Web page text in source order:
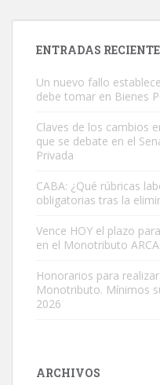
ENTRADAS
ENTRADAS
Un nuevo fallo
debe tomar en Bienes
Claves de los cambios
que se debate en el
Privada
CABA: ¿Qué rúbricas
obligatorias tras la
Vence HOY el plazo
en el Monotributo ARCA
Honorarios para
Monotributo. Mínimos
2026
ARCHIVOS